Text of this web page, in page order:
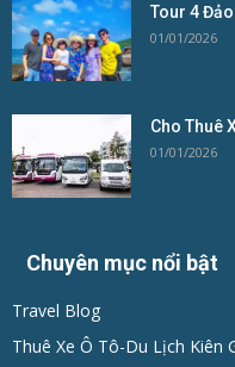
Tour 4 Đảo
01/01/2026
Cho Thuê
01/01/2026
Chuyên mục nổi bật
Travel Blog
Thuê Xe Ô Tô-Du Lịch Kiên